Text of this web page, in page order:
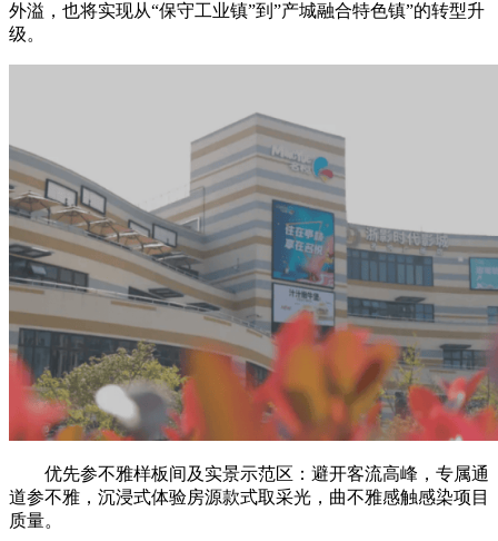
外溢，也将实现从“保守工业镇”到”产城融合特色镇”的转型升
级。
优先参不雅样板间及实景示范区：避开客流高峰，专属通
道参不雅，沉浸式体验房源款式取采光，曲不雅感触感染项目
质量。